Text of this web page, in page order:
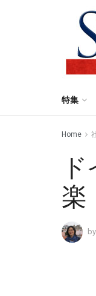
特集
Home
楽
by